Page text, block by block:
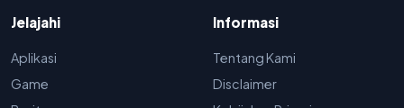
Jelajahi
Aplikasi
Game
Informasi
Tentang Kami
Disclaimer